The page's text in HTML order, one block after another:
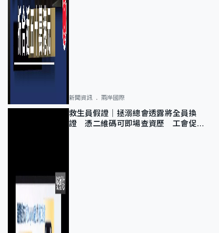
新聞資訊 兩岸國際
救生員假證｜拯溺總會透露將全員換
證 憑二維碼可即場查資歷 工會促加